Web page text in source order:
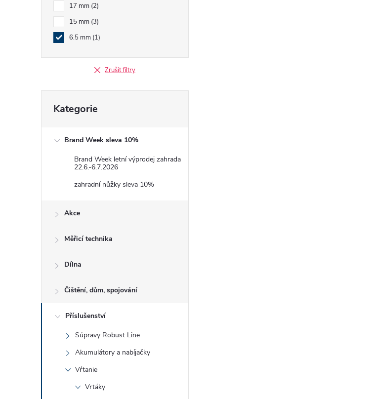
17 mm 2
15 mm 3
6.5 mm 1
Zrušit filtry
kategorie
Kategorie
Brand Week sleva 10%
Brand Week letní výprodej zahrada
22.6.-6.7.2026
zahradní nůžky sleva 10%
Akce
Měřicí technika
Dílna
Čištění, dům, spojování
Příslušenství
Súpravy Robust Line
Akumulátory a nabíjačky
Vŕtanie
Vrtáky